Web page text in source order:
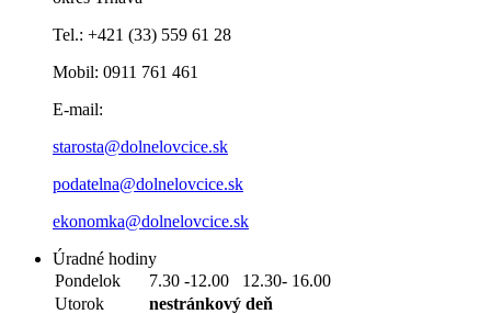
Tel.: +421 (33) 559 61 28
Mobil: 0911 761 461
E-mail:
starosta@dolnelovcice.sk
podatelna@dolnelovcice.sk
ekonomka@dolnelovcice.sk
Úradné hodiny
Pondelok
7.30 -12.00 12.30- 16.00
Utorok
nestránkový deň